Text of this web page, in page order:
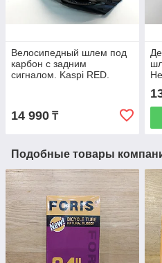
Велосипедный шлем под
карбон с задним
сигналом. Kaspi RED.
14 990 ₸
Подобные товары